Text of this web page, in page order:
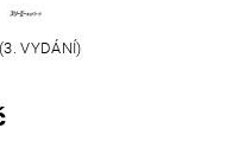
VYDÁNÍ)